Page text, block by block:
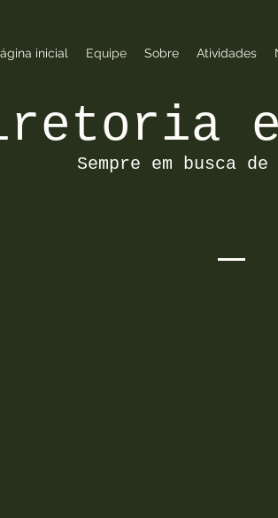
inicial Equipe Sobre Atividades
e
Sempre em busca